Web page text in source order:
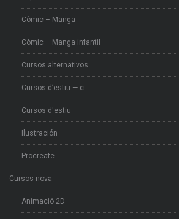
Còmic – Manga
Còmic – Manga infantil
Cursos alternativos
Cursos d’estiu — c
Cursos d'estiu
Ilustración
Procreate
Cursos nova
Animació 2D